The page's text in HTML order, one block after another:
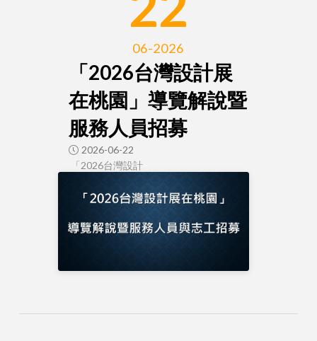
06-2026
「2026台灣設計展
在桃園」導覽解說暨
服務人員招募
2026-06-22
「2026台灣設計